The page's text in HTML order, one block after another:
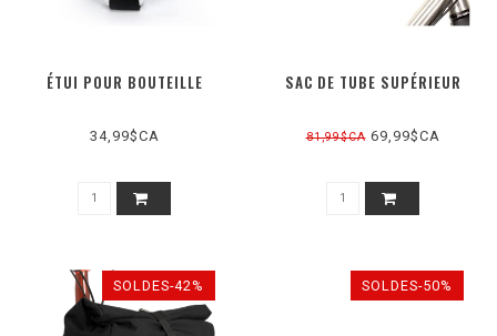
ÉTUI POUR BOUTEILLE
34,99$CA
SAC DE TUBE SUPÉRIEUR
81,99$CA69,99$CA
SOLDES-42% SOLDES-50%